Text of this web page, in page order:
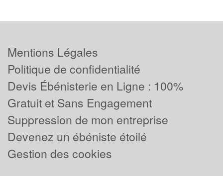
Mentions Légales
Politique de confidentialité
Devis Ébénisterie en Ligne : 100%
Gratuit et Sans Engagement
Suppression de mon entreprise
Devenez un ébéniste étoilé
Gestion des cookies